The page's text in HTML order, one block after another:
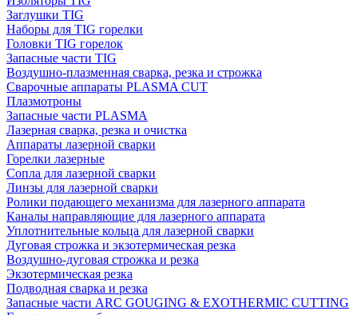
Заглушки TIG
Наборы для TIG горелки
Головки TIG горелок
Запасные части TIG
Воздушно-плазменная сварка, резка и строжка
Сварочные аппараты PLASMA CUT
Плазмотроны
Запасные части PLASMA
Лазерная сварка, резка и очистка
Аппараты лазерной сварки
Горелки лазерные
Сопла для лазерной сварки
Линзы для лазерной сварки
Ролики подающего механизма для лазерного аппарата
Каналы направляющие для лазерного аппарата
Уплотнительные кольца для лазерной сварки
Дуговая строжка и экзотермическая резка
Воздушно-дуговая строжка и резка
Экзотермическая резка
Подводная сварка и резка
Запасные части ARC GOUGING & EXOTHERMIC CUTTING